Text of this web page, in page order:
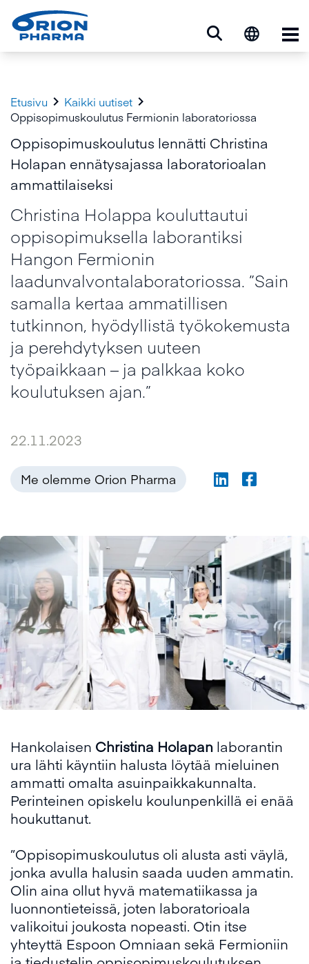
Etusivu  Kaikki uutiset 
Oppisopimuskoulutus Fermionin laboratoriossa
Oppisopimuskoulutus lennätti Christina
Holapan ennätysajassa laboratorioalan
ammattilaiseksi
Christina Holappa kouluttautui
oppisopimuksella laborantiksi
Hangon Fermionin
laadunvalvontalaboratoriossa. ”Sain
samalla kertaa ammatillisen
tutkinnon, hyödyllistä työkokemusta
ja perehdytyksen uuteen
työpaikkaan – ja palkkaa koko
koulutuksen ajan.”
22.11.2023
Me olemme Orion Pharma
Hankolaisen Christina Holapan laborantin
ura lähti käyntiin halusta löytää mieluinen
ammatti omalta asuinpaikkakunnalta.
Perinteinen opiskelu koulunpenkillä ei enää
houkuttanut.
”Oppisopimuskoulutus oli alusta asti väylä,
jonka avulla halusin saada uuden ammatin.
Olin aina ollut hyvä matematiikassa ja
luonnontieteissä, joten laboratorioala
valikoitui joukosta nopeasti. Otin itse
yhteyttä Espoon Omniaan sekä Fermioniin